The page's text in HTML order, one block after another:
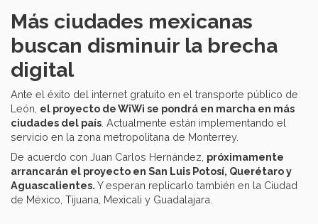
Más ciudades mexicanas
buscan disminuir la brecha
digital
Ante el éxito del internet gratuito en el transporte público de
León, el proyecto de WiWi se pondrá en marcha en más
ciudades del país . Actualmente están implementando el
servicio en la zona metropolitana de Monterrey.
De acuerdo con Juan Carlos Hernández, próximamente
arrancarán el proyecto en San Luis Potosí, Querétaro y
Aguascalientes. Y esperan replicarlo también en la Ciudad
de México, Tijuana, Mexicali y Guadalajara.